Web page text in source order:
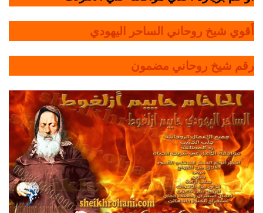
أقوي شيخ روحاني الساحر اليهودي
رقم شيخ روحاني مضمون